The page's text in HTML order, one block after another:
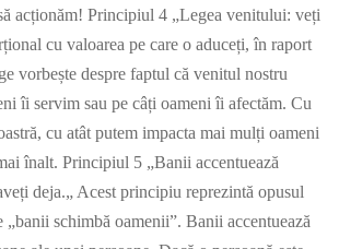
acționăm! Principiul 4 „Legea venitului: veți
cu valoarea pe care o aduceți, în raport
vorbește despre faptul că venitul nostru
îi servim sau pe câți oameni îi afectăm. Cu
cu atât putem impacta mai mulți oameni
înalt. Principiul 5 „Banii accentuează
deja.„ Acest principiu reprezintă opusul
schimbă oamenii”. Banii accentuează